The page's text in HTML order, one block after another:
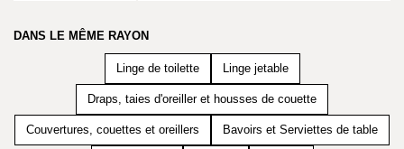
DANS LE MÊME RAYON
Linge de toilette Linge jetable
Draps, taies d'oreiller et housses de couette
Couvertures, couettes et oreillers Bavoirs et Serviettes de table